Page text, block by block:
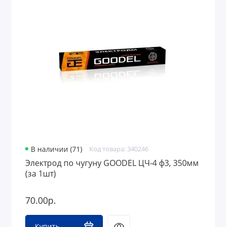
В наличии (71) Код товара: 340246
Электрод по чугуну GOODEL ЦЧ-4 ф3, 350мм
(за 1шт)
70.00р.